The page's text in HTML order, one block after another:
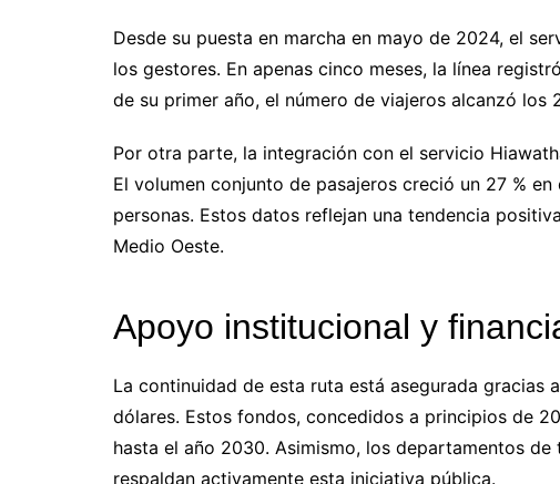
Desde su puesta en marcha en mayo de 2024, el
los gestores. En apenas cinco meses, la línea
de su primer año, el número de viajeros alcanzó los
Por otra parte, la integración con el servicio
El volumen conjunto de pasajeros creció un 27 %
personas. Estos datos reflejan una tendencia
Medio Oeste.
Apoyo institucional y
La continuidad de esta ruta está asegurada gracias
dólares. Estos fondos, concedidos a principios de
hasta el año 2030. Asimismo, los departamentos
respaldan activamente esta iniciativa pública.